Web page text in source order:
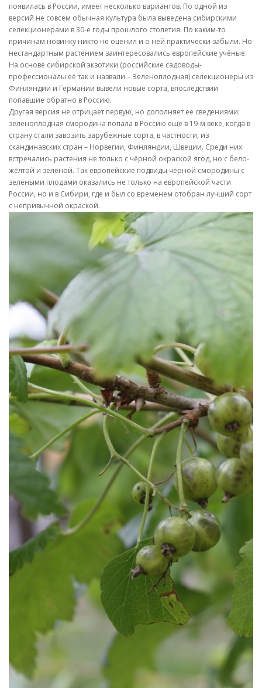
появилась в России, имеет несколько вариантов. По одной из
версий не совсем обычная культура была выведена сибирскими
селекционерами в 30-е годы прошлого столетия. По каким-то
причинам новинку никто не оценил и о ней практически забыли. Но
нестандартным растением заинтересовались европейские учёные.
На основе сибирской экзотики (российские садоводы-
профессионалы её так и назвали – Зеленоплодная) селекционеры из
Финляндии и Германии вывели новые сорта, впоследствии
попавшие обратно в Россию.
Другая версия не отрицает первую, но дополняет ее сведениями:
зеленоплодная смородина попала в Россию еще в 19-м веке, когда в
страну стали завозить зарубежные сорта, в частности, из
скандинавских стран – Норвегии, Финляндии, Швеции. Среди них
встречались растения не только с чёрной окраской ягод, но с бело-
жёлтой и зелёной. Так европейские подвиды чёрной смородины с
зелёными плодами оказались не только на европейской части
России, но и в Сибири, где и был со временем отобран лучший сорт
с непривычной окраской.